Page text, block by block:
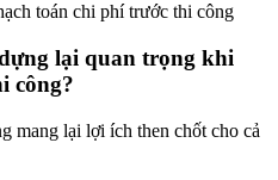
toán chi phí trước thi công
lại quan trọng khi
công?
mang lại lợi ích then chốt cho cả